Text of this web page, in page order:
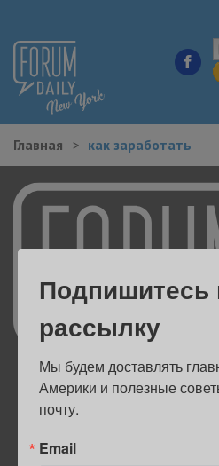
НОВОСТИ ГОРОДА
КУДА ПОЙТИ В ГОРОДЕ
ЗДОРОВЬЕ
РАБОТА И БИЗНЕС
ЖИЛЬЕ
ОБРАЗОВАНИЕ
Главная как заработать
Подпишитесь
рассылку
Мы будем доставлять
Америки и полезные
почту.
Email